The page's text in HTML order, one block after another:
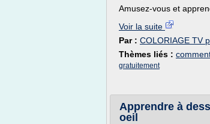
Amusez-vous et
Voir la suite
Par : COLORIAGE TV
Thèmes liés :
gratuitement
Apprendre à
oeil